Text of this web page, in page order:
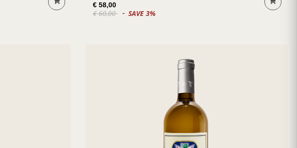
€ 58,00
€ 60,00 SAVE 3%